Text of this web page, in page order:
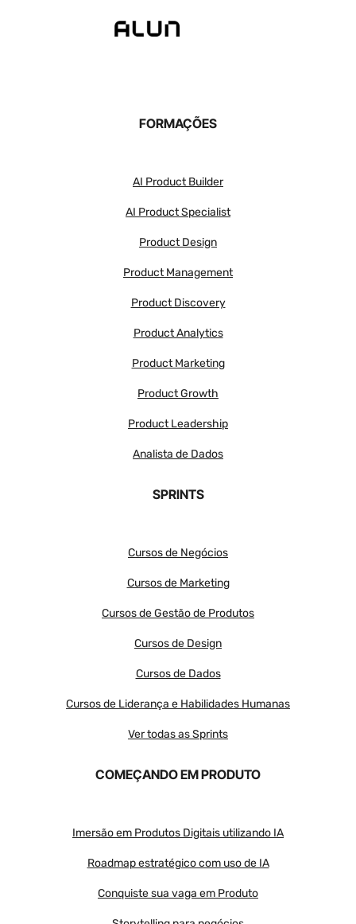
FORMAÇÕES
AI Product Builder
AI Product Specialist
Product Design
Product Management
Product Discovery
Product Analytics
Product Marketing
Product Growth
Product Leadership
Analista de Dados
SPRINTS
Cursos de Negócios
Cursos de Marketing
Cursos de Gestão de Produtos
Cursos de Design
Cursos de Dados
Cursos de Liderança e Habilidades Humanas
Ver todas as Sprints
COMEÇANDO EM PRODUTO
Imersão em Produtos Digitais utilizando IA
Roadmap estratégico com uso de IA
Conquiste sua vaga em Produto